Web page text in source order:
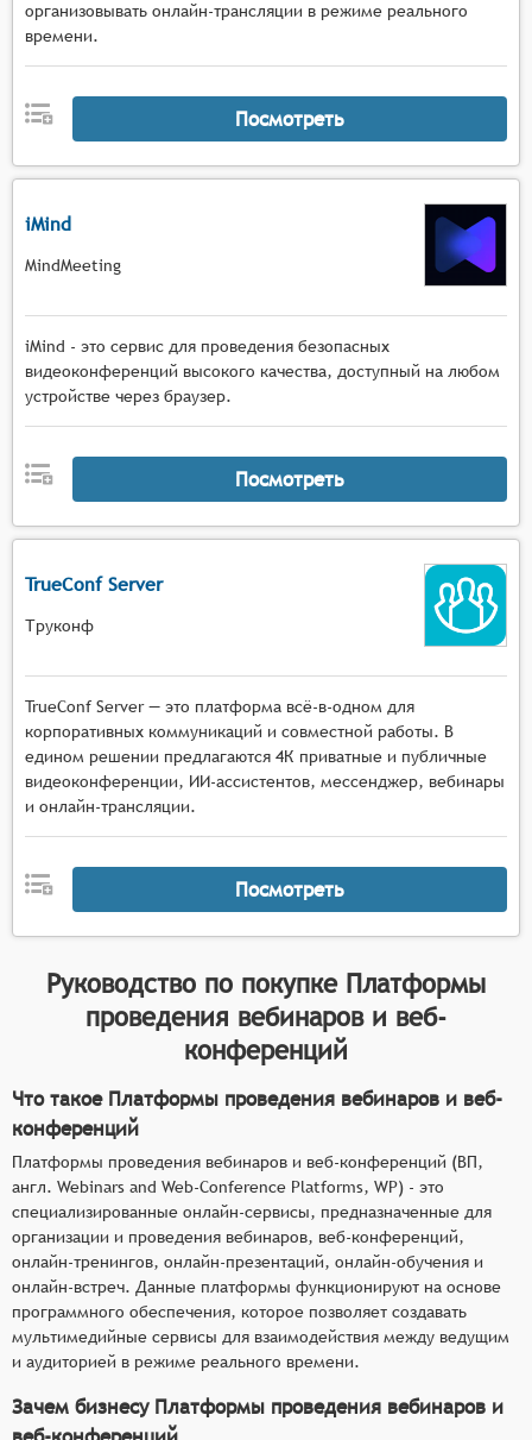
организовывать онлайн-трансляции в режиме реального
времени.
Посмотреть
iMind
MindMeeting
iMind - это сервис для проведения безопасных
видеоконференций высокого качества, доступный на любом
устройстве через браузер.
Посмотреть
TrueConf Server
Труконф
TrueConf Server — это платформа всё-в-одном для
корпоративных коммуникаций и совместной работы. В
едином решении предлагаются 4К приватные и публичные
видеоконференции, ИИ-ассистентов, мессенджер, вебинары
и онлайн-трансляции.
Посмотреть
Руководство по покупке Платформы
проведения вебинаров и веб-
конференций
Что такое Платформы проведения вебинаров и веб-
конференций
Платформы проведения вебинаров и веб-конференций (ВП,
англ. Webinars and Web-Conference Platforms, WP) - это
специализированные онлайн-сервисы, предназначенные для
организации и проведения вебинаров, веб-конференций,
онлайн-тренингов, онлайн-презентаций, онлайн-обучения и
онлайн-встреч. Данные платформы функционируют на основе
программного обеспечения, которое позволяет создавать
мультимедийные сервисы для взаимодействия между ведущим
и аудиторией в режиме реального времени.
Зачем бизнесу Платформы проведения вебинаров и